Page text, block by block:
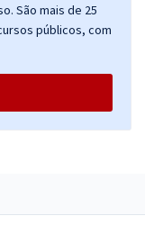
São mais de 25
públicos, com